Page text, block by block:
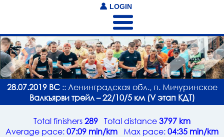
LOGIN
28.07.2019 ВС:: Ленинградская обл., п. Мичуринское
Валкъярви трейл – 22/10/5 км (V этап КДТ)
Total finishers289 Total distance3797 km
Average pace:07:09 min/km Max pace:04:35 min/km